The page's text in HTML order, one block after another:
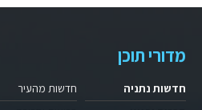
מדורי תוכן
חדשות נתניה
חדשות מהעיר